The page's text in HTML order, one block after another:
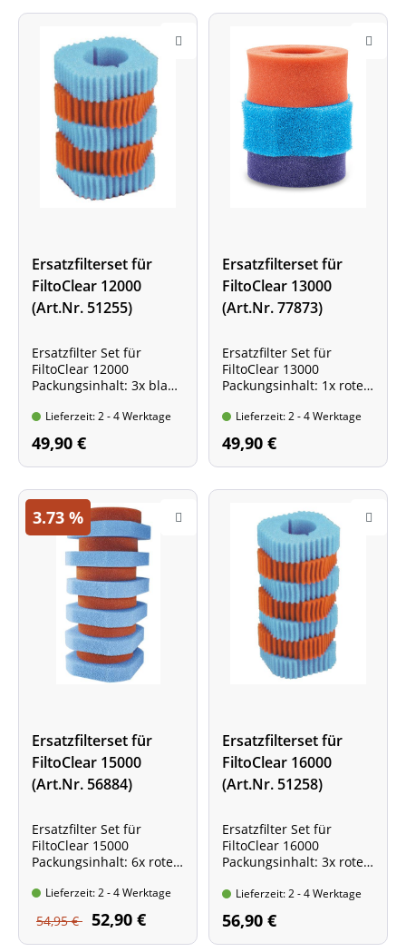
Ersatzfilterset für
FiltoClear 12000
(Art.Nr. 51255)
Ersatzfilter Set für
FiltoClear 12000
Packungsinhalt: 3x blaue
Filterschwämme
Lieferzeit: 2 - 4 Werktage
49,90 €
Ersatzfilterset für
FiltoClear 13000
(Art.Nr. 77873)
Ersatzfilter Set für
FiltoClear 13000
Packungsinhalt: 1x roter,
violetter Schwamm
Lieferzeit: 2 - 4 Werktage
49,90 €
3.73 %
Ersatzfilterset für
FiltoClear 15000
(Art.Nr. 56884)
Ersatzfilter Set für
FiltoClear 15000
Packungsinhalt: 6x rote
Filterschwämme
Lieferzeit: 2 - 4 Werktage
54,95 € 52,90 €
Ersatzfilterset für
FiltoClear 16000
(Art.Nr. 51258)
Ersatzfilter Set für
FiltoClear 16000
Packungsinhalt: 3x rote
Filterschwämme
Lieferzeit: 2 - 4 Werktage
56,90 €